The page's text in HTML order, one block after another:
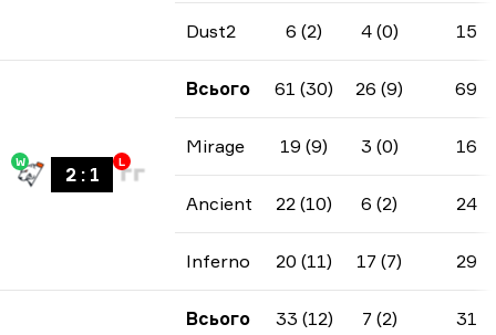
Dust2 6 (2) 4 (0) 15
W
2: 1
L
Всього 61 (30) 26 (9) 69
Mirage 19 (9) 3 (0) 16
Ancient 22 (10) 6 (2) 24
Inferno 20 (11) 17 (7) 29
Всього 33 (12) 7 (2) 31